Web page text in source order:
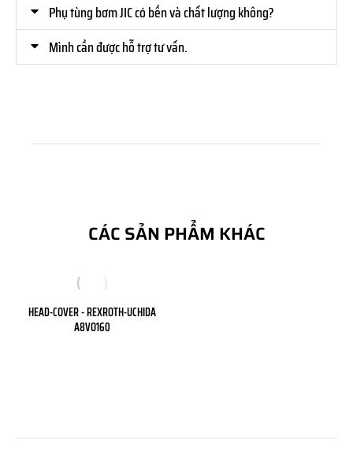
Phụ tùng bơm JIC có bền và chất lượng không?
Mình cần được hỗ trợ tư vấn.
CÁC SẢN PHẨM KHÁC
HEAD-COVER - REXROTH-UCHIDA
A8VO160